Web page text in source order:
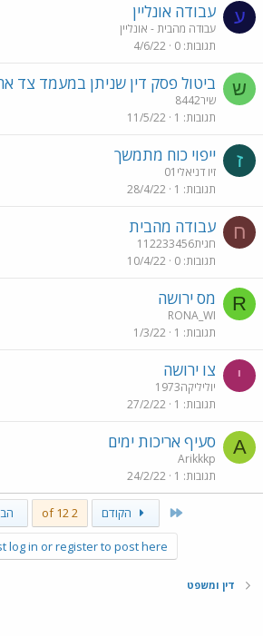
ע עבודה אונליין
עבודה מהבית - אונליין
תגובות 0
4/6/22
ש ביטול פסק דין שניתן במעמד צד
שיר8442
תגובות 1
11/5/22
ז ייפוי כוח מתמשך
זיו דניאלי01
תגובות 1
28/4/22
ח עבודה מהבית
חגית112233456
תגובות 0
10/4/22
R מס ירושה
RONA_WI
תגובות 1
1/3/22
י צו ירושה
יוליליקה1973
תגובות 1
27/2/22
A סעיף אריכות ימים
Arikkkp
תגובות 1
24/2/22
הקודם 2 of 12
log in or register to post here.
דין ומשפט